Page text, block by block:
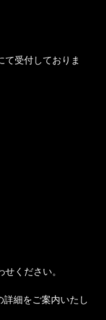
て受付しておりま
ください。
細をご案内いたし